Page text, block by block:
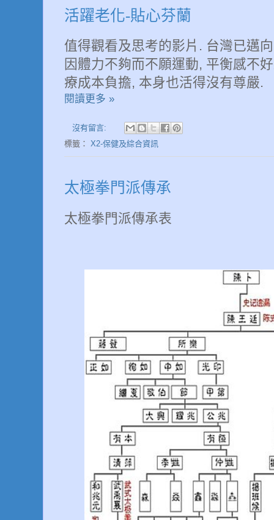
活躍老化-貼心芬蘭
值得觀看及思考的影片. 台灣已邁
因體力不夠而不願運動, 平衡感不
療成本負擔, 本身也活得沒有尊嚴.
閱讀更多 »
沒有留言:
標籤： X2-保健及綜合資訊
太極拳門派傳承
太極拳門派傳承表